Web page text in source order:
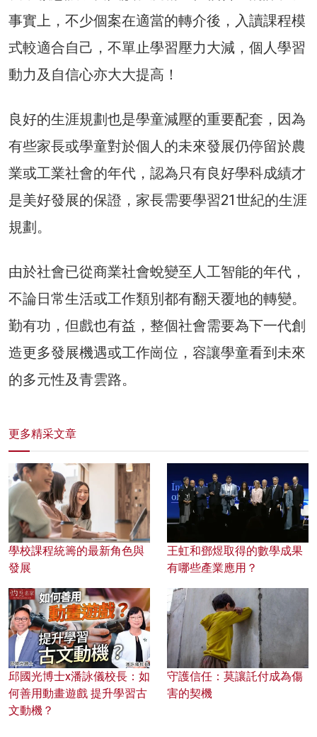
事實上，不少個案在適當的轉介後，入讀課程模
式較適合自己，不單止學習壓力大減，個人學習
動力及自信心亦大大提高！
良好的生涯規劃也是學童減壓的重要配套，因為
有些家長或學童對於個人的未來發展仍停留於農
業或工業社會的年代，認為只有良好學科成績才
是美好發展的保證，家長需要學習21世紀的生涯
規劃。
由於社會已從商業社會蛻變至人工智能的年代，
不論日常生活或工作類別都有翻天覆地的轉變。
勤有功，但戲也有益，整個社會需要為下一代創
造更多發展機遇或工作崗位，容讓學童看到未來
的多元性及青雲路。
更多精采文章
學校課程統籌的最新角色與
發展
王虹和鄧煜取得的數學成果
有哪些產業應用？
邱國光博士x潘詠儀校長：如
何善用動畫遊戲 提升學習古
文動機？
守護信任：莫讓託付成為傷
害的契機